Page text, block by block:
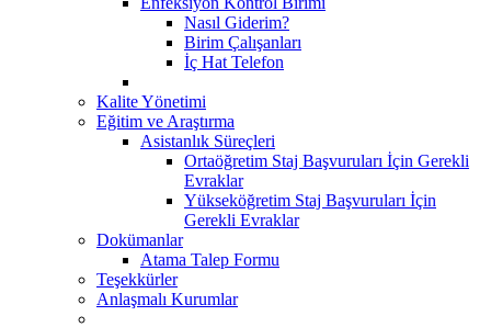
Nasıl Giderim?
Birim Çalışanları
İç Hat Telefon
Kalite Yönetimi
Eğitim ve Araştırma
Asistanlık Süreçleri
Ortaöğretim Staj Başvuruları İçin Gerekli
Evraklar
Yükseköğretim Staj Başvuruları İçin
Gerekli Evraklar
Dokümanlar
Atama Talep Formu
Teşekkürler
Anlaşmalı Kurumlar